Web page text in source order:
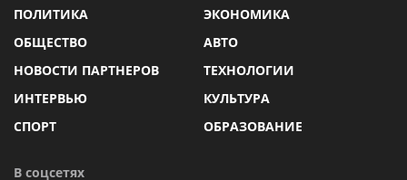
ПОЛИТИКА
ЭКОНОМИКА
ОБЩЕСТВО
АВТО
НОВОСТИ ПАРТНЕРОВ
ТЕХНОЛОГИИ
ИНТЕРВЬЮ
КУЛЬТУРА
СПОРТ
ОБРАЗОВАНИЕ
В соцсетях